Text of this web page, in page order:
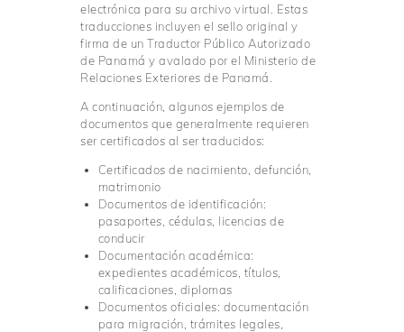
electrónica para su archivo virtual. Estas
traducciones incluyen el sello original y
firma de un Traductor Público Autorizado
de Panamá y avalado por el Ministerio de
Relaciones Exteriores de Panamá.
A continuación, algunos ejemplos de
documentos que generalmente requieren
ser certificados al ser traducidos:
Certificados de nacimiento, defunción,
matrimonio
Documentos de identificación:
pasaportes, cédulas, licencias de
conducir
Documentación académica:
expedientes académicos, títulos,
calificaciones, diplomas
Documentos oficiales: documentación
para migración, trámites legales,